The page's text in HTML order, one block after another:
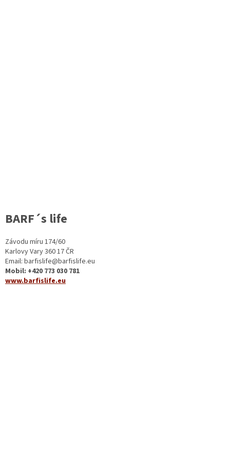
BARF´s life
Závodu míru 174/60
Karlovy Vary 360 17 ČR
Email: barfislife@barfislife.eu
Mobil: +420 773 030 781
www.barfislife.eu